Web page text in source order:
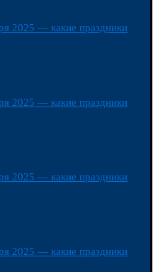
2025 — какие праздники
2025 — какие праздники
2025 — какие праздники
2025 — какие праздники